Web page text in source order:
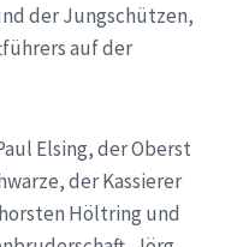
der Jungschützen,
auf der
Elsing, der Oberst
der Kassierer
Höltring und